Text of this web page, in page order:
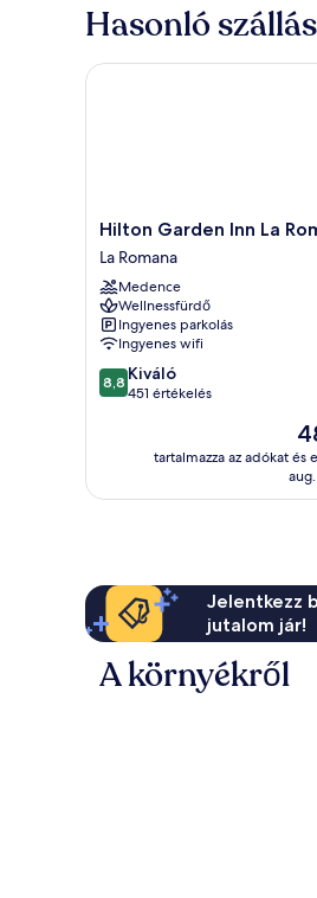
Hasonló
Hilton
Garden
Inn
La
Romana
La
Romana
Hilton Garden Inn La
La Romana
Medence
Wellnessfürdő
Ingyenes parkolás
Ingyenes wifi
8.8
ennyiből:
8,8 Kiváló
451 értékelés
Az
ár
48
tartalmazza az adókat és
Hilton Garden Inn La
Jelentkezz
jutalom jár!
A környékről